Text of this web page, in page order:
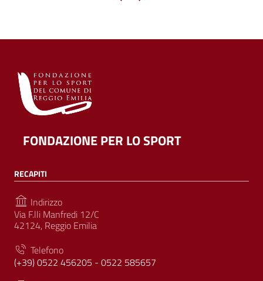
FONDAZIONE PER LO SPORT
RECAPITI
Indirizzo
Via F.lli Manfredi 12/C
42124, Reggio Emilia
Telefono
(+39) 0522 456205 - 0522 585657